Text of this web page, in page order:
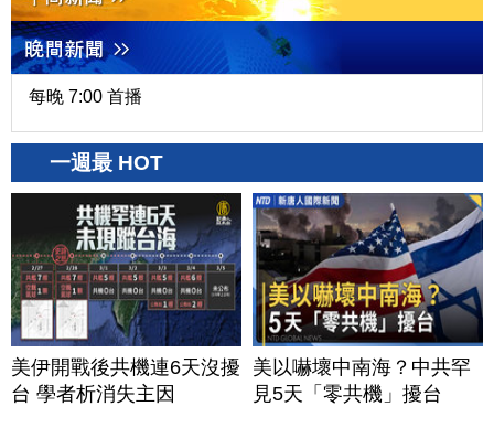
每晚 7:00 首播
一週最 HOT
美伊開戰後共機連6天沒擾
台 學者析消失主因
美以嚇壞中南海？中共罕
見5天「零共機」擾台